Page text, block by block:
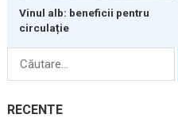
Vinul alb: beneficii pentru
circulație
Caută
RECENTE